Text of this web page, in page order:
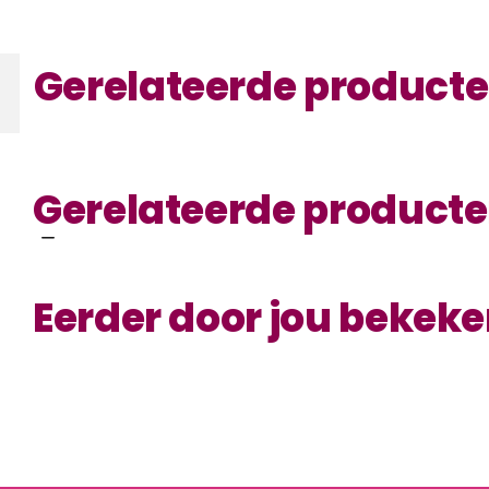
Gerelateerde
Gerelateerde
Eerder door jou